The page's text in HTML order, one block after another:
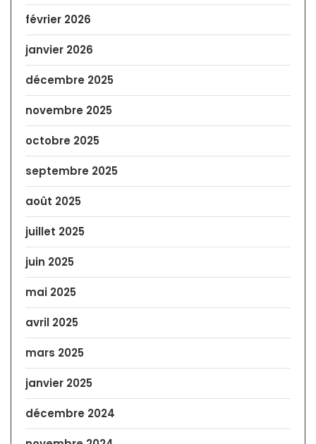
février 2026
janvier 2026
décembre 2025
novembre 2025
octobre 2025
septembre 2025
août 2025
juillet 2025
juin 2025
mai 2025
avril 2025
mars 2025
janvier 2025
décembre 2024